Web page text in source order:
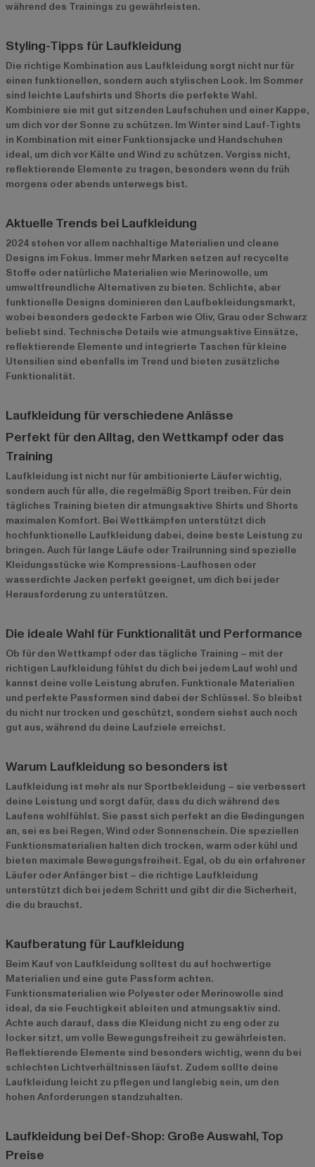
während des Trainings zu gewährleisten.
Styling-Tipps für Laufkleidung
Die richtige Kombination aus Laufkleidung sorgt nicht nur für
einen funktionellen, sondern auch stylischen Look. Im Sommer
sind leichte Laufshirts und Shorts die perfekte Wahl.
Kombiniere sie mit gut sitzenden Laufschuhen und einer Kappe,
um dich vor der Sonne zu schützen. Im Winter sind Lauf-Tights
in Kombination mit einer Funktionsjacke und Handschuhen
ideal, um dich vor Kälte und Wind zu schützen. Vergiss nicht,
reflektierende Elemente zu tragen, besonders wenn du früh
morgens oder abends unterwegs bist.
Aktuelle Trends bei Laufkleidung
2024 stehen vor allem nachhaltige Materialien und cleane
Designs im Fokus. Immer mehr Marken setzen auf recycelte
Stoffe oder natürliche Materialien wie Merinowolle, um
umweltfreundliche Alternativen zu bieten. Schlichte, aber
funktionelle Designs dominieren den Laufbekleidungsmarkt,
wobei besonders gedeckte Farben wie Oliv, Grau oder Schwarz
beliebt sind. Technische Details wie atmungsaktive Einsätze,
reflektierende Elemente und integrierte Taschen für kleine
Utensilien sind ebenfalls im Trend und bieten zusätzliche
Funktionalität.
Laufkleidung für verschiedene Anlässe
Perfekt für den Alltag, den Wettkampf oder das
Training
Laufkleidung ist nicht nur für ambitionierte Läufer wichtig,
sondern auch für alle, die regelmäßig Sport treiben. Für dein
tägliches Training bieten dir atmungsaktive Shirts und Shorts
maximalen Komfort. Bei Wettkämpfen unterstützt dich
hochfunktionelle Laufkleidung dabei, deine beste Leistung zu
bringen. Auch für lange Läufe oder Trailrunning sind spezielle
Kleidungsstücke wie Kompressions-Laufhosen oder
wasserdichte Jacken perfekt geeignet, um dich bei jeder
Herausforderung zu unterstützen.
Die ideale Wahl für Funktionalität und Performance
Ob für den Wettkampf oder das tägliche Training – mit der
richtigen Laufkleidung fühlst du dich bei jedem Lauf wohl und
kannst deine volle Leistung abrufen. Funktionale Materialien
und perfekte Passformen sind dabei der Schlüssel. So bleibst
du nicht nur trocken und geschützt, sondern siehst auch noch
gut aus, während du deine Laufziele erreichst.
Warum Laufkleidung so besonders ist
Laufkleidung ist mehr als nur Sportbekleidung – sie verbessert
deine Leistung und sorgt dafür, dass du dich während des
Laufens wohlfühlst. Sie passt sich perfekt an die Bedingungen
an, sei es bei Regen, Wind oder Sonnenschein. Die speziellen
Funktionsmaterialien halten dich trocken, warm oder kühl und
bieten maximale Bewegungsfreiheit. Egal, ob du ein erfahrener
Läufer oder Anfänger bist – die richtige Laufkleidung
unterstützt dich bei jedem Schritt und gibt dir die Sicherheit,
die du brauchst.
Kaufberatung für Laufkleidung
Beim Kauf von Laufkleidung solltest du auf hochwertige
Materialien und eine gute Passform achten.
Funktionsmaterialien wie Polyester oder Merinowolle sind
ideal, da sie Feuchtigkeit ableiten und atmungsaktiv sind.
Achte auch darauf, dass die Kleidung nicht zu eng oder zu
locker sitzt, um volle Bewegungsfreiheit zu gewährleisten.
Reflektierende Elemente sind besonders wichtig, wenn du bei
schlechten Lichtverhältnissen läufst. Zudem sollte deine
Laufkleidung leicht zu pflegen und langlebig sein, um den
hohen Anforderungen standzuhalten.
Laufkleidung bei Def-Shop: Große Auswahl, Top
Preise